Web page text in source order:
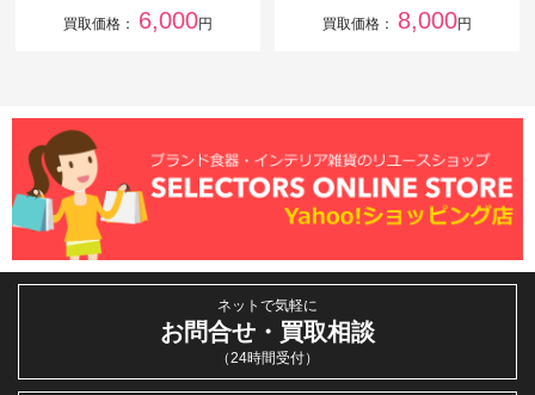
買取価格： 6,000円 買取価格： 8,000円
ネットで気軽に
お問合せ・買取相談
（24時間受付）